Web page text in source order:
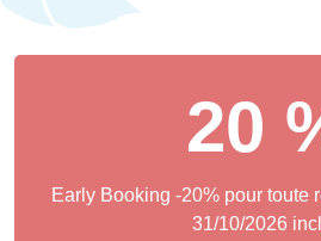
20
Early Booking -20% pour toute
31/10/2026